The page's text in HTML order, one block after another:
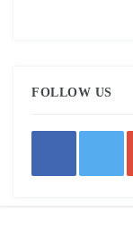
FOLLOW US